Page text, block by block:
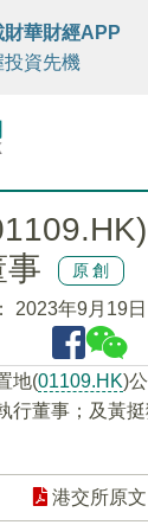
FINTV
財華財經APP
投資先機
事
原創
2023年9月19
地(01109.HK)
行董事；及黃
港交所原文